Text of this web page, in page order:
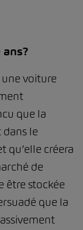
voiture
que la
le
qu’elle créera
de
être stockée
que la